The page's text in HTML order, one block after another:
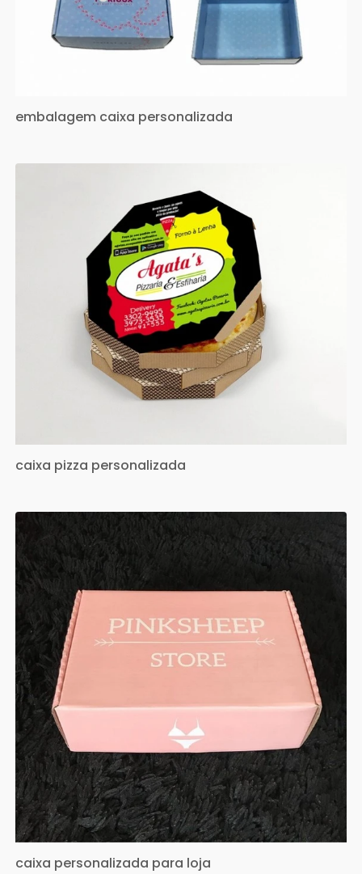
embalagem caixa personalizada
caixa pizza personalizada
caixa personalizada para loja